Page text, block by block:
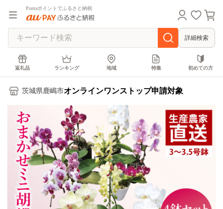
Pontaポイントでふるさと納税
詳細検索
返礼品 ランキング 地域 特集 初めての方
茨城県鹿嶋市オンラインワンストップ申請対象